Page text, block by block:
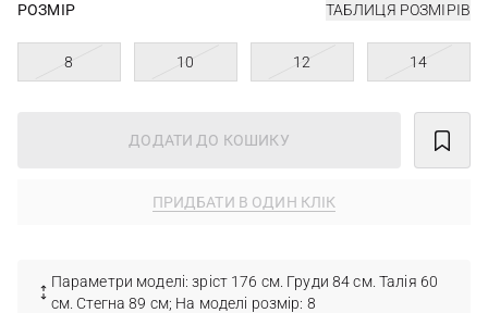
РОЗМІР ТАБЛИЦЯ РОЗМІРІВ
8 10 12 14
ДОДАТИ ДО КОШИКУ
ПРИДБАТИ В ОДИН КЛІК
Параметри моделі: зріст 176 см. Груди 84 см. Талія 60
см. Стегна 89 см; На моделі розмір: 8